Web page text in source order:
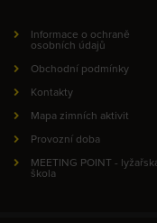
Informace o ochraně
osobních údajů
Obchodní podmínky
Kontakty
Mapa zimních aktivit
Provozní doba
MEETING POINT -
škola